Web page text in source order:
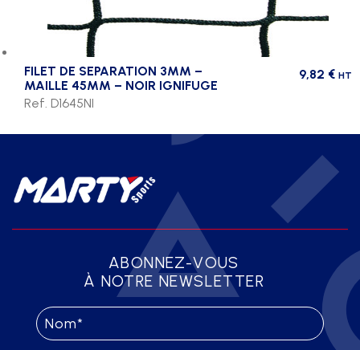
FILET DE SEPARATION 3MM –
MAILLE 45MM – NOIR IGNIFUGE
9,82 € HT
Ref. D1645NI
ABONNEZ-VOUS
À NOTRE NEWSLETTER